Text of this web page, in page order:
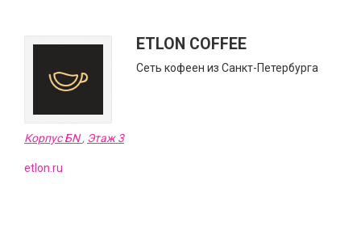
ETLON COFFEE
Сеть кофеен из Санкт-Петербурга
Корпус БN, Этаж 3
etlon.ru